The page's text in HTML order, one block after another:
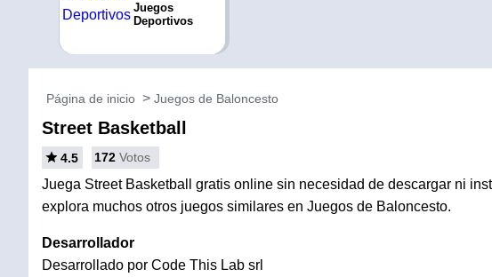
Juegos
Deportivos
Página de inicio Juegos de Baloncesto
Street Basketball
4.5 172 Votos
Juega Street Basketball gratis online sin necesidad de descargar ni
explora muchos otros juegos similares en Juegos de Baloncesto.
Desarrollador
Desarrollado por Code This Lab srl